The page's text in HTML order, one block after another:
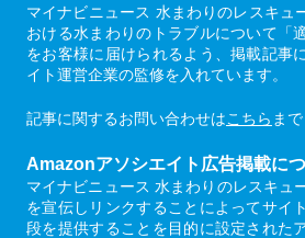
マイナビニュース 水まわりのレスキュ
おける水まわりのトラブルについて「
をお客様に届けられるよう、掲載記事
イト運営企業の監修を入れています。
記事に関するお問い合わせはこちら まで
Amazonアソシエイト広告掲載に
マイナビニュース 水まわりのレスキュ
を宣伝しリンクすることによってサイ
段を提供することを目的に設定された